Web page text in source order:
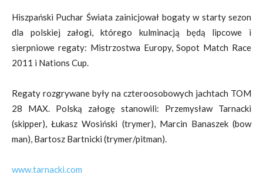
Hiszpański Puchar Świata zainicjował bogaty w starty sezon
dla polskiej załogi, którego kulminacją będą lipcowe i
sierpniowe regaty: Mistrzostwa Europy, Sopot Match Race
2011 i Nations Cup.
Regaty rozgrywane były na czteroosobowych jachtach TOM
28 MAX. Polską załogę stanowili: Przemysław Tarnacki
(skipper), Łukasz Wosiński (trymer), Marcin Banaszek (bow
man), Bartosz Bartnicki (trymer/pitman).
www.tarnacki.com